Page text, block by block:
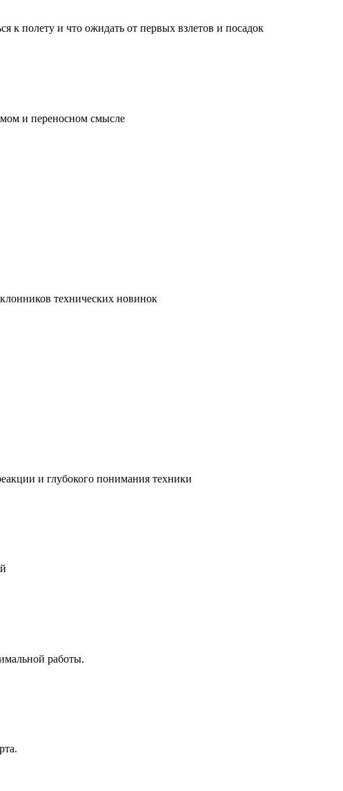
к полету и что ожидать от первых взлетов и посадок
и переносном смысле
технических новинок
и глубокого понимания техники
работы.